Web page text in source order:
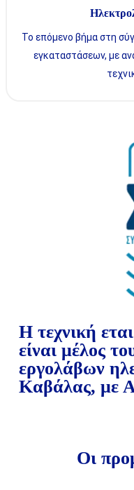
Το επόμενο βήμα στη
εγκαταστάσεων, με
Η τεχνική
είναι μέλος
εργολάβων
Καβάλας, με
Οι